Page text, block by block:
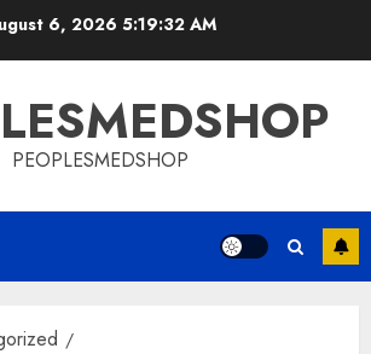
6, 2026 5:19:32 AM
PEOPLESMEDSHOP